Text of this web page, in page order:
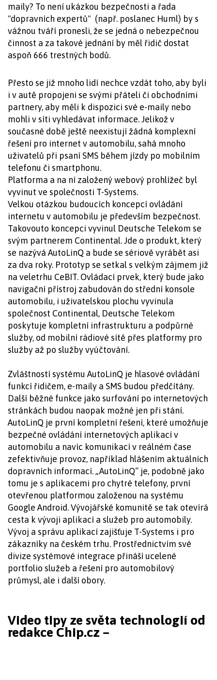
maily? To není ukázkou bezpečnosti a řada
"dopravních expertů" (např. poslanec Huml) by s
vážnou tváří pronesli, že se jedná o nebezpečnou
činnost a za takové jednání by měl řidič dostat
aspoň 666 trestných bodů.
Přesto se již mnoho lidí nechce vzdát toho, aby byli
i v autě propojeni se svými přáteli či obchodními
partnery, aby měli k dispozici své e-maily nebo
mohli v síti vyhledávat informace. Jelikož v
současné době ještě neexistují žádná komplexní
řešení pro internet v automobilu, sahá mnoho
uživatelů při psaní SMS během jízdy po mobilním
telefonu či smartphonu.
Platforma a na ní založený webový prohlížeč byl
vyvinut ve společnosti T-Systems.
Velkou otázkou budoucích koncepcí ovládání
internetu v automobilu je především bezpečnost.
Takovouto koncepci vyvinul Deutsche Telekom se
svým partnerem Continental. Jde o produkt, který
se nazývá AutoLinQ a bude se sériově vyrábět asi
za dva roky. Prototyp se setkal s velkým zájmem již
na veletrhu CeBIT. Ovládací prvek, který bude jako
navigační přístroj zabudován do střední konsole
automobilu, i uživatelskou plochu vyvinula
společnost Continental, Deutsche Telekom
poskytuje kompletní infrastrukturu a podpůrné
služby, od mobilní rádiové sítě přes platformy pro
služby až po služby vyúčtování.
Zvláštností systému AutoLinQ je hlasové ovládání
funkcí řidičem, e-maily a SMS budou předčítány.
Další běžné funkce jako surfování po internetových
stránkách budou naopak možné jen při stání.
AutoLinQ je první kompletní řešení, které umožňuje
bezpečné ovládání internetových aplikací v
automobilu a navíc komunikací v reálném čase
zefektivňuje provoz, například hlášením aktuálních
dopravních informací. „AutoLinQ“ je, podobně jako
tomu je s aplikacemi pro chytré telefony, první
otevřenou platformou založenou na systému
Google Android. Vývojářské komunitě se tak otevírá
cesta k vývoji aplikací a služeb pro automobily.
Vývoj a správu aplikací zajišťuje T-Systems i pro
zákazníky na českém trhu. Prostřednictvím své
divize systémové integrace přináší ucelené
portfolio služeb a řešení pro automobilový
průmysl, ale i další obory.
Video tipy ze světa technologií od
redakce Chip.cz –